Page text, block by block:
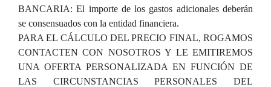
BANCARIA: El importe de los gastos adicionales deberán
se consensuados con la entidad financiera.
PARA EL CÁLCULO DEL PRECIO FINAL, ROGAMOS
CONTACTEN CON NOSOTROS Y LE EMITIREMOS
UNA OFERTA PERSONALIZADA EN FUNCIÓN DE
LAS CIRCUNSTANCIAS PERSONALES DEL